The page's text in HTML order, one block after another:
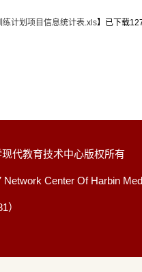
计划项目信息统计表.xls】已下载
代教育技术中心版权所有
Center Of Harbin
）